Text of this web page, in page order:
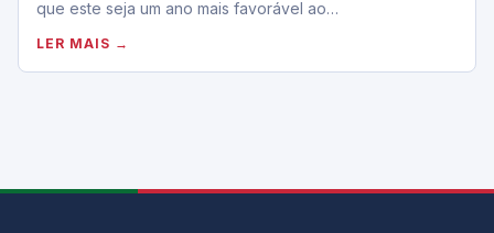
que este seja um ano mais favorável ao…
LER MAIS →